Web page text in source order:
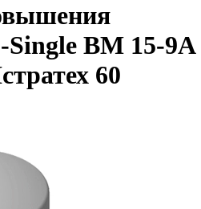
Single BM 15-9A
60